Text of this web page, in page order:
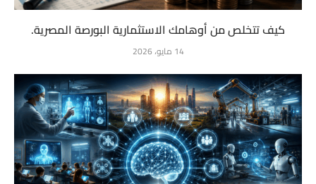
كيف تتخلص من أوهامك الاستثمارية البورصة المصرية.
14 مايو، 2026